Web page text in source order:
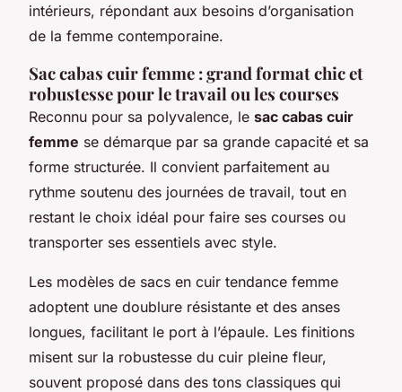
intérieurs, répondant aux besoins d’organisation
de la femme contemporaine.
Sac cabas cuir femme : grand format chic et
robustesse pour le travail ou les courses
Reconnu pour sa polyvalence, le sac cabas cuir
femme se démarque par sa grande capacité et sa
forme structurée. Il convient parfaitement au
rythme soutenu des journées de travail, tout en
restant le choix idéal pour faire ses courses ou
transporter ses essentiels avec style.
Les modèles de sacs en cuir tendance femme
adoptent une doublure résistante et des anses
longues, facilitant le port à l’épaule. Les finitions
misent sur la robustesse du cuir pleine fleur,
souvent proposé dans des tons classiques qui